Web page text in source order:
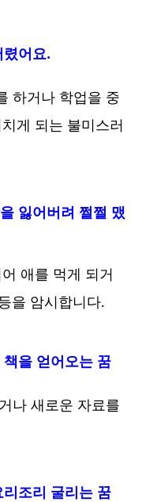
어요.
하거나 학업을 중
게 되는 불미스러
잃어버려 쩔쩔 맸
애를 먹게 되거
을 암시합니다.
을 얻어오는 꿈
나 새로운 자료를
조리 굴리는 꿈